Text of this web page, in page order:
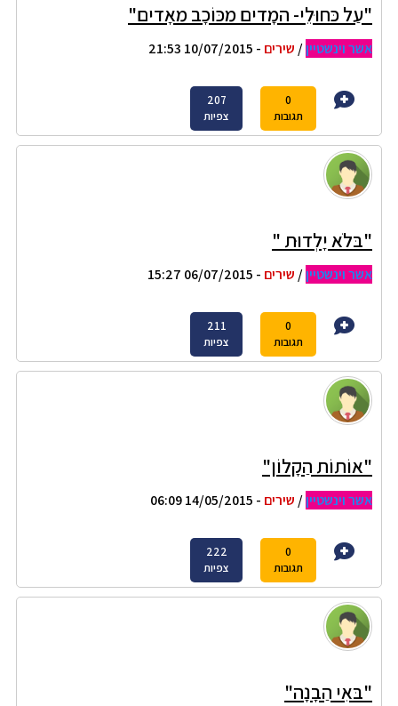
"עַל כּחוּלֵי- המָדים מכּוֹכָב מאָדים"
אשר וינשטיין/ שירים - 10/07/2015 21:53
0
תגובות
207
צפיות
"בּלֹא יָלְדוּת "
אשר וינשטיין/ שירים - 06/07/2015 15:27
0
תגובות
211
צפיות
"אוֹתוֹת הַקָלוֹן"
אשר וינשטיין/ שירים - 14/05/2015 06:09
0
תגובות
222
צפיות
"בּאִי הַבָנָה"